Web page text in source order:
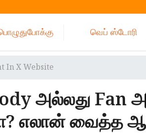
வெப் ஸ்டோரி
In X Website
அல்லது Fan
எலான் வைத்த